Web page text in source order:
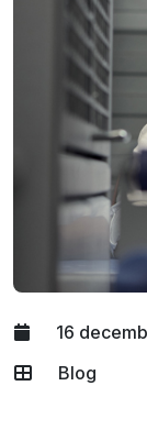
16
Blog